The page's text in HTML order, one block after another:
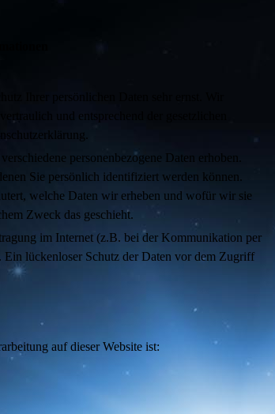
Ihrer persönlichen Daten sehr ernst. Wir
und entsprechend der gesetzlichen
personenbezogene Daten erhoben.
Sie persönlich identifiziert werden können.
welche Daten wir erheben und wofür wir sie
Zweck das geschieht.
im Internet (z.B. bei der Kommunikation per
lückenloser Schutz der Daten vor dem Zugriff
auf dieser Website ist: